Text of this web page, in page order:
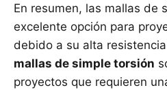
En resumen, las mallas de
excelente opción para
debido a su alta
mallas de simple torsión
proyectos que requieren